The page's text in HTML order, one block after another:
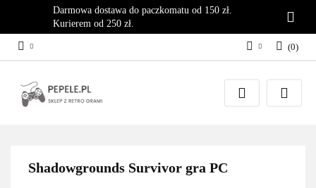
Darmowa dostawa do paczkomatu od 150 zł.
Kurierem od 250 zł.
Zaloguj się
Załóż konto
(0)
Shadowgrounds Survivor gra PC